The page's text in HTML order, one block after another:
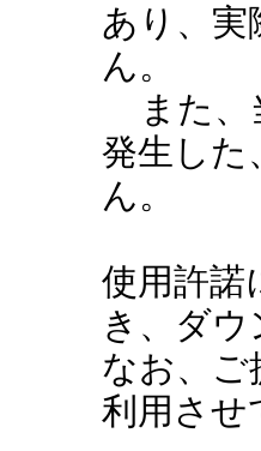
あり、実
ん。
また、
発生した
ん。
使用許諾
き、ダ
なお、ご
利用させ